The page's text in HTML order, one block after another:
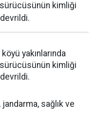
kimliği
yakınlarında
kimliği
sağlık ve